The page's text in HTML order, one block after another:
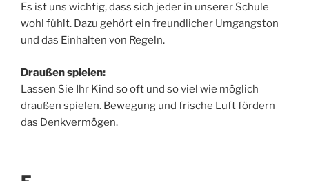
Es ist uns wichtig, dass sich jeder in unserer Schule
wohl fühlt. Dazu gehört ein freundlicher Umgangston
und das Einhalten von Regeln.
Draußen spielen:
Lassen Sie Ihr Kind so oft und so viel wie möglich
draußen spielen. Bewegung und frische Luft fördern
das Denkvermögen.